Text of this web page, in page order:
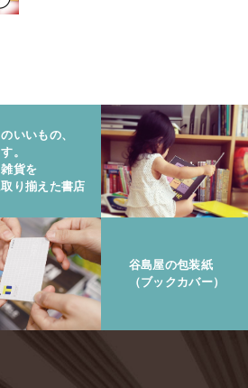
いいもの、
。
貨を
り揃えた書店
谷島屋の包装紙
（ブックカバー）